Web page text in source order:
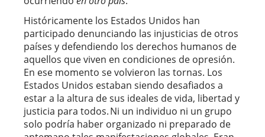
Históricamente los Estados Unidos han
participado denunciando las injusticias de otros
países y defendiendo los derechos humanos de
aquellos que viven en condiciones de opresión.
En ese momento se volvieron las tornas. Los
Estados Unidos estaban siendo desafiados a
estar a la altura de sus ideales de vida, libertad y
justicia para todos. Ni un individuo ni un grupo
solo podría haber organizado ni preparado de